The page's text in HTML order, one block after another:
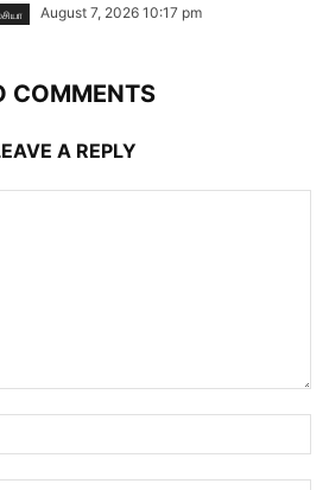
August 7, 2026 10:17 pm
COMMENTS
A REPLY